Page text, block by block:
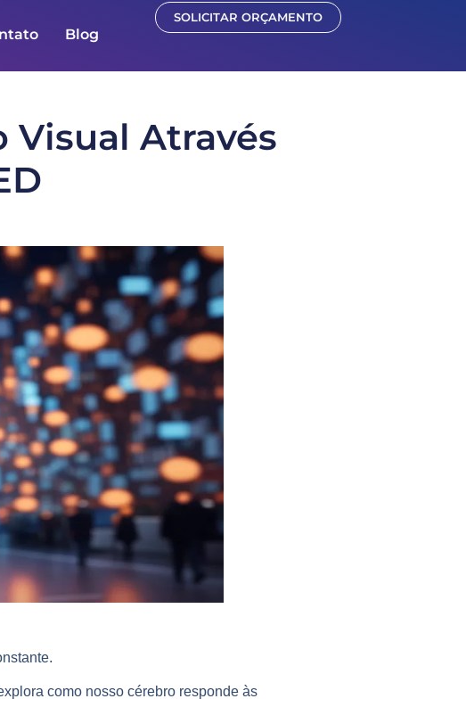
Blog
SOLICITAR ORÇAMENTO
Visual Através
como nosso cérebro responde às